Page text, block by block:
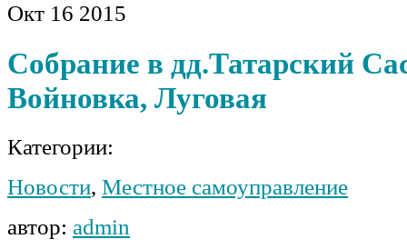
Окт 16 2015
Собрание в дд.Татарский
Войновка, Луговая
Категории:
Новости, Местное самоуправление
автор: admin